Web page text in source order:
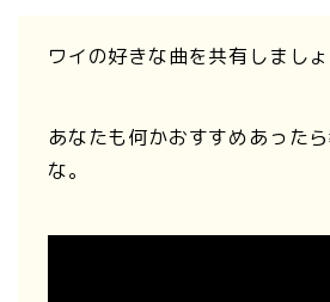
ワイの好きな曲を共有しましょ
あなたも何かおすすめあった
な。